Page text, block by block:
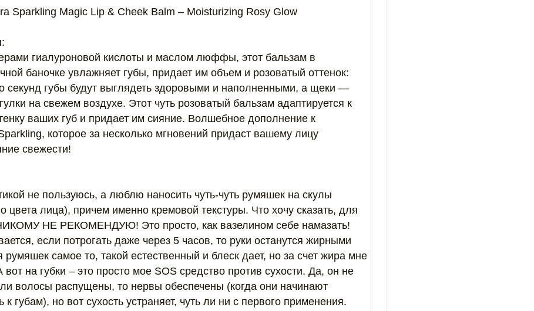
Sparkling Magic Lip & Cheek Balm – Moisturizing Rosy Glow
гиалуроновой кислоты и маслом люффы, этот бальзам в
баночке увлажняет губы, придает им объем и розоватый оттенок:
секунд губы будут выглядеть здоровыми и наполненными, а щеки —
на свежем воздухе. Этот чуть розоватый бальзам адаптируется к
ваших губ и придает им сияние. Волшебное дополнение к
которое за несколько мгновений придаст вашему лицу
свежести!
не пользуюсь, а люблю наносить чуть-чуть румяшек на скулы
цвета лица), причем именно кремовой текстуры. Что хочу сказать, для
НЕ РЕКОМЕНДУЮ! Это просто, как вазелином себе намазать!
если потрогать даже через 5 часов, то руки останутся жирными
румяшек самое то, такой естественный и блеск дает, но за счет жира мне
на губки – это просто мое SOS средство против сухости. Да, он не
волосы распущены, то нервы обеспечены (когда они начинают
к губам), но вот сухость устраняет, чуть ли ни с первого применения.